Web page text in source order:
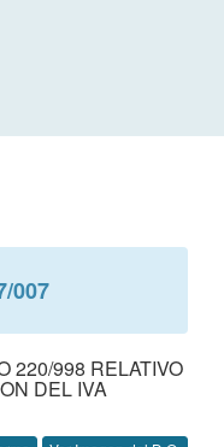
007
220/998 RELATIVO
DEL IVA